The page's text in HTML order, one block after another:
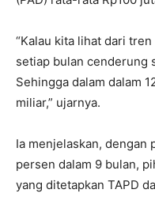
“Kalau kita lihat dari
setiap bulan cenderung
Sehingga dalam dalam
miliar,” ujarnya.
Ia menjelaskan, dengan
persen dalam 9 bulan,
yang ditetapkan TAPD